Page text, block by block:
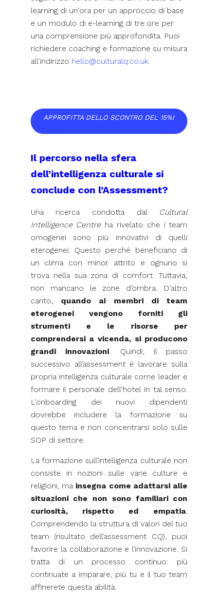
learning di un'ora per un approccio di base
e un modulo di e-learning di tre ore per
una comprensione più approfondita. Puoi
richiedere coaching e formazione su misura
all'indirizzo hello@culturalq.co.uk.
APPROFITTA DELLO SCONTRO DEL 15%!
Il percorso nella sfera
dell’intelligenza culturale si
conclude con l’Assessment?
Una ricerca condotta dalCultural
Intelligence Centreha rivelato che i team
omogenei sono più innovativi di quelli
eterogenei. Questo perché beneficiano di
un clima con minor attrito e ognuno si
trova nella sua zona di comfort. Tuttavia,
non mancano le zone d’ombra. D'altro
canto, quando ai membri di team
eterogenei vengono forniti gli
strumenti e le risorse per
comprendersi a vicenda, si producono
grandi innovazioni. Quindi, il passo
successivo all’assessment è lavorare sulla
propria intelligenza culturale come leader e
formare il personale dell'hotel in tal senso.
L'onboarding dei nuovi dipendenti
dovrebbe includere la formazione su
questo tema e non concentrarsi solo sulle
SOP di settore.
La formazione sull’intelligenza culturale non
consiste in nozioni sulle varie culture e
religioni, ma insegna come adattarsi alle
situazioni che non sono familiari con
curiosità, rispetto ed empatia.
Comprendendo la struttura di valori del tuo
team (risultato dell’assessment CQ), puoi
favorire la collaborazione e l’innovazione. Si
tratta di un processo continuo: più
continuate a imparare, più tu e il tuo team
affinerete questa abilità.